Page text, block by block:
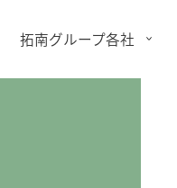
拓南グループ各社